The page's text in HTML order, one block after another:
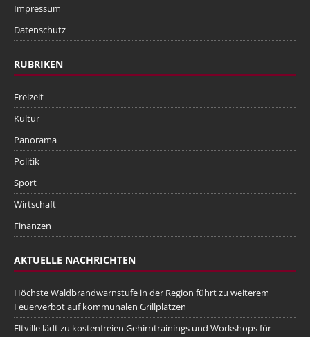
Impressum
Datenschutz
RUBRIKEN
Freizeit
Kultur
Panorama
Politik
Sport
Wirtschaft
Finanzen
AKTUELLE NACHRICHTEN
Höchste Waldbrandwarnstufe in der Region führt zu weiterem
Feuerverbot auf kommunalen Grillplätzen
Eltville lädt zu kostenfreien Gehirntrainings und Workshops für